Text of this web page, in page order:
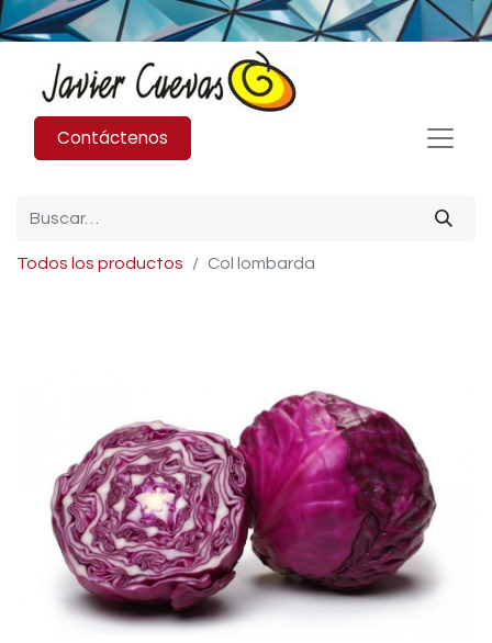
Contáctenos
Todos los productos Col lombarda